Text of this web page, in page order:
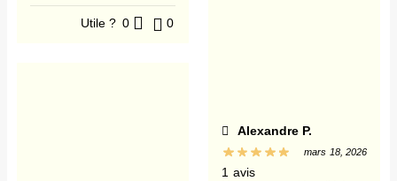
Utile ? 0 0
Alexandre P.
1 avis
mars 18, 2026